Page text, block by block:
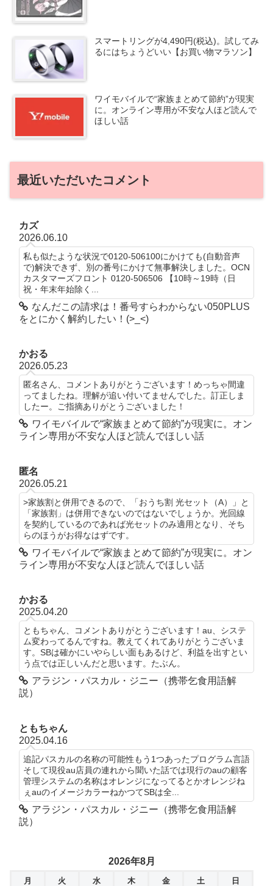
スマートリングが4,490円(税込)。試してみ
るにはちょうどいい【お買い物マラソン】
ワイモバイルで“家族まとめて節約”が現実
に。オンライン専用が不安な人ほど読んで
ほしい話
最近いただいたコメント
カズ
2026.06.10
私も似たような状況で0120-506100にかけても(自動音声
で)解決できず、別の番号にかけて無事解決しました。OCN
カスタマーズフロント 0120-506506 【10時～19時（日
祝・年末年始除く...
なんだこの請求は！番号すらわからない050PLUS
をとにかく解約したい！(>_<)
かおる
2026.05.23
匿名さん、コメントありがとうございます！めっちゃ間違
ってましたね。理解が追い付いてませんでした。訂正しま
したー。ご指摘ありがとうございました！
ワイモバイルで“家族まとめて節約”が現実に。オン
ライン専用が不安な人ほど読んでほしい話
匿名
2026.05.21
>家族割と併用できるので、「おうち割 光セット（A）」と
「家族割」は併用できないのではないでしょうか。光回線
を契約しているのであれば光セットのみ適用となり、そち
らのほうがお得なはずです。
ワイモバイルで“家族まとめて節約”が現実に。オン
ライン専用が不安な人ほど読んでほしい話
かおる
2025.04.20
ともちゃん、コメントありがとうございます！au、システ
ム変わってるんですね。教えてくれてありがとうございま
す。SBは確かにいやらしい面もあるけど、利益を出すとい
う点では正しいんだと思います。たぶん。
アラジン・パスカル・ジニー（携帯乞食用語解
説）
ともちゃん
2025.04.16
追記パスカルの名称の可能性もう1つあったプログラム言語
そして現役au店員の連れから聞いた話では現行のauの顧客
管理システムの名称はオレンジになってるとかオレンジね
ぇauのイメージカラーねかつてSBは全...
アラジン・パスカル・ジニー（携帯乞食用語解
説）
2026年8月
月 火 水 木 金 土
日